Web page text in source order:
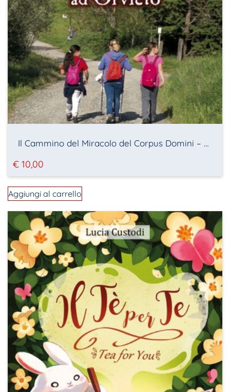
Il Cammino del Miracolo del Corpus Domini – Da Bolsena a Orvieto
€ 10,00
Aggiungi al carrello